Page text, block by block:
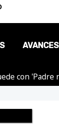
AVANCES
con 'Padre